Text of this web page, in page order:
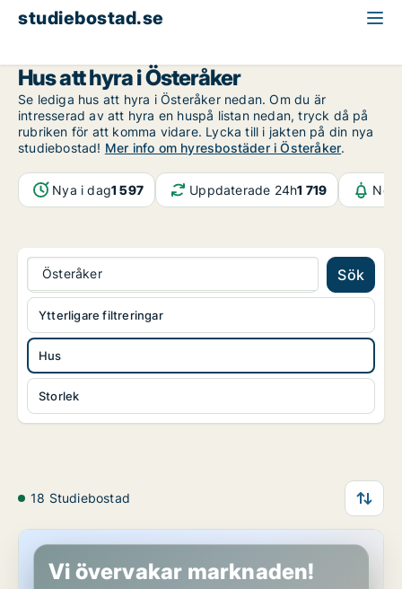
studiebostad.se
Hus att hyra i Österåker
Se lediga hus att hyra i Österåker nedan. Om du är
intresserad av att hyra en huspå listan nedan, tryck då på
rubriken för att komma vidare. Lycka till i jakten på din nya
studiebostad! Mer info om hyresbostäder i Österåker.
Nya i dag1 597 Uppdaterade 24h1 719
Österåker Sök
Hus
Storlek
Ytterligare filtreringar
18 Studiebostad
Hus i Österåker
Vi övervakar marknaden!